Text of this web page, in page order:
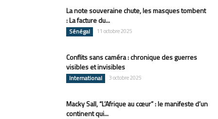
La note souveraine chute, les masques tombent
: La facture du...
Sénégal 11 octobre 2025
Conflits sans caméra : chronique des guerres
visibles et invisibles
International 3 octobre 2025
Macky Sall, “L’Afrique au cœur” : le manifeste d’un
continent qui...